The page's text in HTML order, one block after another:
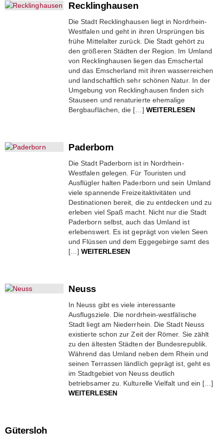
Recklinghausen
Die Stadt Recklinghausen liegt in Nordrhein-
Westfalen und geht in ihren Ursprüngen bis
frühe Mittelalter zurück. Die Stadt gehört zu
den größeren Städten der Region. Im Umland
von Recklinghausen liegen das Emschertal
und das Emscherland mit ihren wasserreichen
und landschaftlich sehr schönen Natur. In der
Umgebung von Recklinghausen finden sich
Stauseen und renaturierte ehemalige
Bergbauflächen, die […] WEITERLESEN
Paderborn
Die Stadt Paderborn ist in Nordrhein-
Westfalen gelegen. Für Touristen und
Ausflügler halten Paderborn und sein Umland
viele spannende Freizeitaktivitäten und
Destinationen bereit, die zu entdecken und zu
erleben viel Spaß macht. Nicht nur die Stadt
Paderborn selbst, auch das Umland ist
erlebenswert. Es ist geprägt von vielen Seen
und Flüssen und dem Eggegebirge samt des
[…]WEITERLESEN
Neuss
In Neuss gibt es viele interessante
Ausflugsziele. Die nordrhein-westfälische
Stadt liegt am Niederrhein. Die Stadt Neuss
existierte schon zur Zeit der Römer. Sie zählt
zu den ältesten Städten der Bundesrepublik.
Während das Umland neben dem Rhein und
seinen Terrassen ländlich geprägt ist, geht es
im Stadtgebiet von Neuss deutlich
betriebsamer zu. Kulturelle Vielfalt und ein […]
WEITERLESEN
Gütersloh